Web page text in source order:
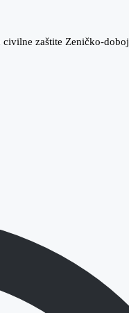
civilne zaštite Zeničko-